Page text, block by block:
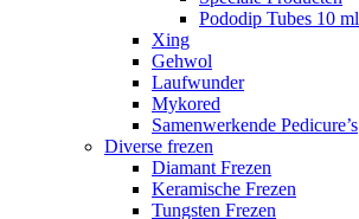
Pododip Tubes 10 ml
Xing
Gehwol
Laufwunder
Mykored
Samenwerkende Pedicure’s
Diverse frezen
Diamant Frezen
Keramische Frezen
Tungsten Frezen